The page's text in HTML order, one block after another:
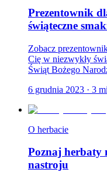
Prezentownik
świąteczne
Zobacz
Cię w niezwykły
Świąt Bożego
6 grudnia 2023 · 3
O herbacie
Poznaj herbaty
nastroju